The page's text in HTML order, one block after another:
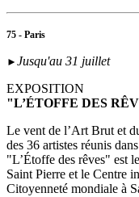
75 - Paris
► Jusqu'au 31 juillet
EXPOSITION
"L’ÉTOFFE DES
Le vent de l’Art Brut et
des 36 artistes réunis
"L’Étoffe des rêves" est
Saint Pierre et le Centre
Citoyenneté mondiale à